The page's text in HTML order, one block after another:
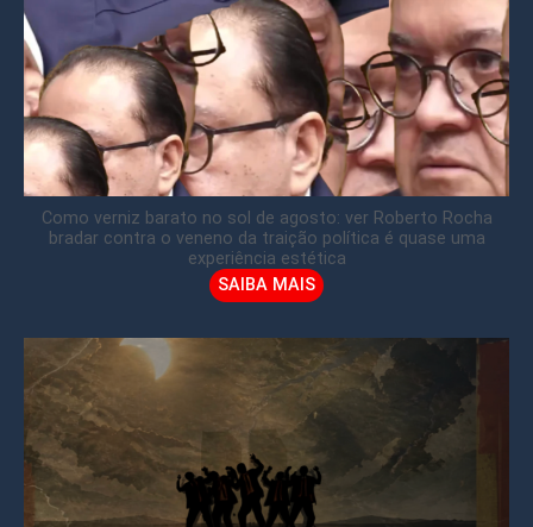
Como verniz barato no sol de agosto: ver Roberto Rocha
bradar contra o veneno da traição política é quase uma
experiência estética
SAIBA MAIS